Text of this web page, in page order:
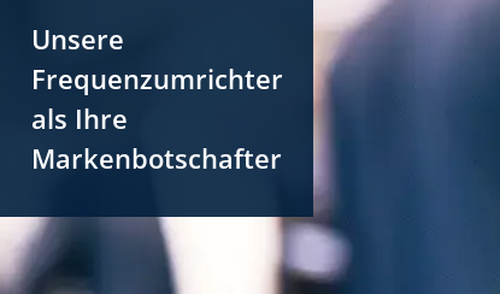
Unsere
Frequenzumrichter
als Ihre
Markenbotschafter